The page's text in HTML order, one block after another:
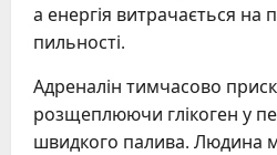
а енергія витрачається на
пильності.
Адреналін тимчасово
розщеплюючи глікоген у
швидкого палива. Людина